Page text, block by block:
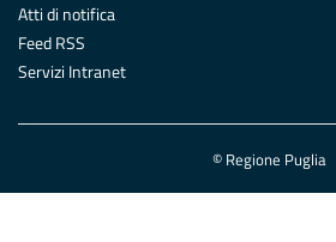
Atti di notifica
Feed RSS
Servizi Intranet
© Regione Puglia